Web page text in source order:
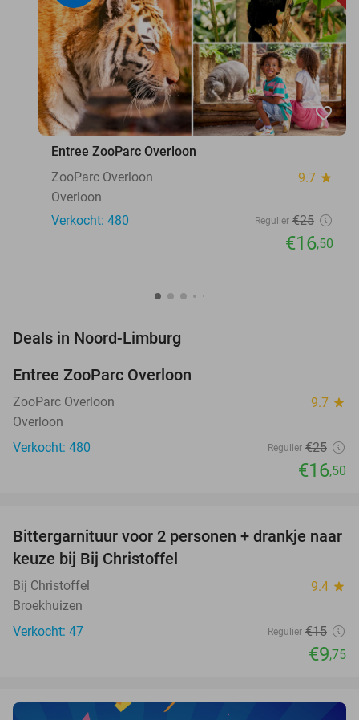
favorite_border
Entree ZooParc Overloon
ZooParc Overloon
9.7 star
Overloon
Verkocht: 480
Regulier €25
€16,50
Deals in Noord-Limburg
TODAY
Entree ZooParc Overloon
ZooParc Overloon 9.7 star
Overloon
Verkocht: 480
Regulier €25
€16,50
35%
Bittergarnituur voor 2 personen + drankje naar
keuze bij Bij Christoffel
Bij Christoffel 9.4 star
Broekhuizen
Verkocht: 47
Regulier €15
€9,75